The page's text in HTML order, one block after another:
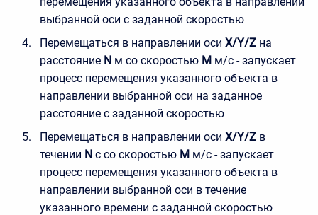
выбранной оси с заданной скоростью
Перемещаться в направлении оси X/Y/Z на
расстояние N м со скоростью M м/с - запускает
процесс перемещения указанного объекта в
направлении выбранной оси на заданное
расстояние с заданной скоростью
Перемещаться в направлении оси X/Y/Z в
течении N с со скоростью M м/с - запускает
процесс перемещения указанного объекта в
направлении выбранной оси в течение
указанного времени с заданной скоростью